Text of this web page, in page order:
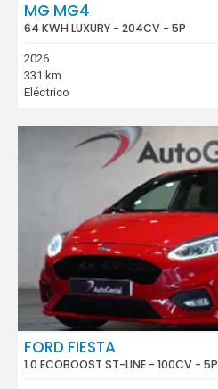
MG MG4
64 KWH LUXURY - 204CV - 5P
2026
331 km
Eléctrico
FORD FIESTA
1.0 ECOBOOST ST-LINE - 100CV - 5P